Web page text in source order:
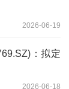
2026-06-19
：拟定
2026-06-18